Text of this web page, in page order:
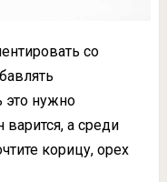
со
это нужно
а среди
корицу, орех